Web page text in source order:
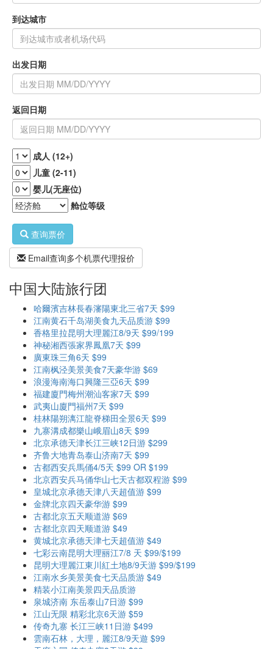
到达城市
出发日期
返回日期
成人 (12+)
儿童 (2-11)
婴儿(无座位)
舱位等级
查询票价
Email查询多个机票代理报价
中国大陆旅行团
哈爾濱吉林長春瀋陽東北三省7天 $99
江南黄石千岛湖美食九天品质游 $99
香格里拉昆明大理麗江8/9天 $99/199
神秘湘西張家界鳳凰7天 $99
廣東珠三角6天 $99
江南枫泾美景美食7天豪华游 $69
浪漫海南海口興隆三亞6天 $99
福建廈門梅州潮汕客家7天 $99
武夷山廈門福州7天 $99
桂林陽朔漓江龍脊梯田全景6天 $99
九寨溝成都樂山峨眉山8天 $99
北京承德天津长江三峡12日游 $299
齐鲁大地青岛泰山济南7天 $99
古都西安兵馬俑4/5天 $99 OR $199
北京西安兵马俑华山七天古都双程游 $99
皇城北京承德天津八天超值游 $99
金牌北京四天豪华游 $99
古都北京五天顺道游 $69
古都北京四天顺道游 $49
黄城北京承德天津七天超值游 $49
七彩云南昆明大理丽江7/8 天 $99/$199
昆明大理麗江東川紅土地8/9天游 $99/$199
江南水乡美景美食七天品质游 $49
精装小江南美景四天品质游
泉城济南 东岳泰山7日游 $99
江山无限 精彩北京6天游 $59
传奇九寨 长江三峡11日游 $499
雲南石林，大理，麗江8/9天遊 $99